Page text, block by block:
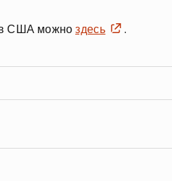
в США можноздесь .